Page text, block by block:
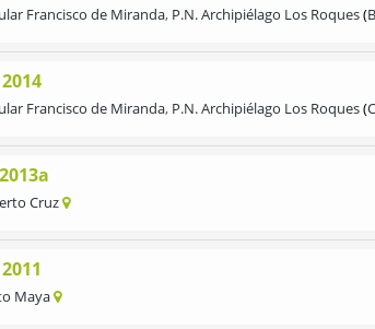
Francisco de Miranda, P.N. Archipiélago Los Roques
Francisco de Miranda, P.N. Archipiélago Los Roques
Cruz
Maya